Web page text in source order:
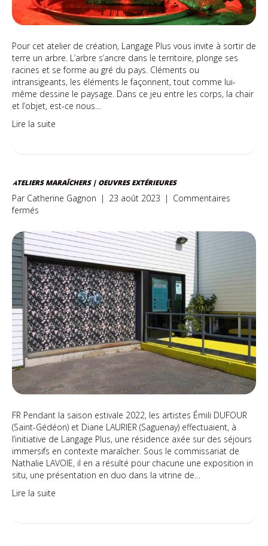
Pour cet atelier de création, Langage Plus vous invite à sortir de
terre un arbre. L’arbre s’ancre dans le territoire, plonge ses
racines et se forme au gré du pays. Cléments ou
intransigeants, les éléments le façonnent, tout comme lui-
même dessine le paysage. Dans ce jeu entre les corps, la chair
et l’objet, est-ce nous…
Lire la suite
ATELIERS MARAÎCHERS | OEUVRES EXTÉRIEURES
Par Catherine Gagnon | 23 août 2023 | Commentaires
fermés
maraîchers
|
Oeuvres
extérieures
FR Pendant la saison estivale 2022, les artistes Émili DUFOUR
(Saint-Gédéon) et Diane LAURIER (Saguenay) effectuaient, à
l’initiative de Langage Plus, une résidence axée sur des séjours
immersifs en contexte maraîcher. Sous le commissariat de
Nathalie LAVOIE, il en a résulté pour chacune une exposition in
situ, une présentation en duo dans la vitrine de…
Lire la suite